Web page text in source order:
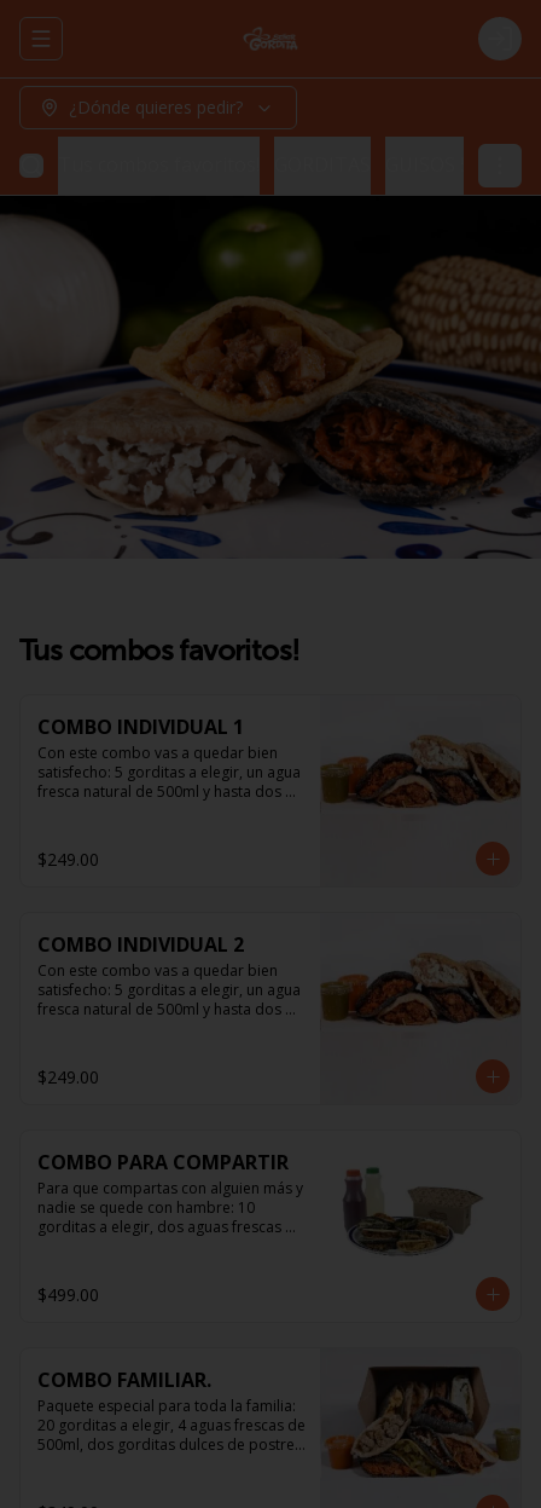
Abrir menu de navegación Login
¿Dónde quieres pedir?
Tus combos favoritos!
COMBO INDIVIDUAL 1
Con este combo vas a quedar bien
satisfecho: 5 gorditas a elegir, un agua
fresca natural de 500ml y hasta dos
$249.00
COMBO INDIVIDUAL 2
Con este combo vas a quedar bien
satisfecho: 5 gorditas a elegir, un agua
fresca natural de 500ml y hasta dos
$249.00
COMBO PARA COMPARTIR
Para que compartas con alguien más y
nadie se quede con hambre: 10
gorditas a elegir, dos aguas frescas
$499.00
COMBO FAMILIAR.
Paquete especial para toda la familia:
20 gorditas a elegir, 4 aguas frescas de
500ml, dos gorditas dulces de postre,